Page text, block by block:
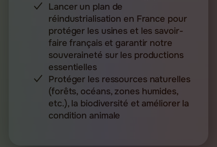
Lancer un plan de
réindustrialisation en France pour
protéger les usines et les savoir-
faire français et garantir notre
souveraineté sur les productions
essentielles
Protéger les ressources naturelles
(forêts, océans, zones humides,
etc.), la biodiversité et améliorer la
condition animale